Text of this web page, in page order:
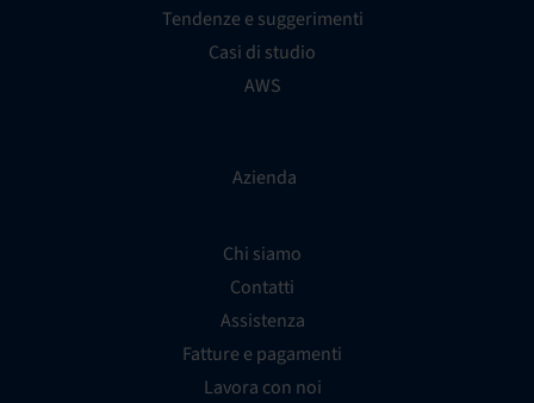
Tendenze e suggerimenti
Casi di studio
AWS
Azienda
Chi siamo
Contatti
Assistenza
Fatture e pagamenti
Lavora con noi